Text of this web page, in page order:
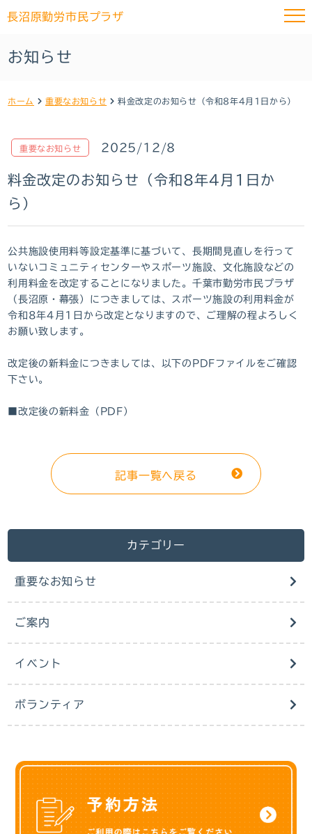
長沼原勤労市民プラザ
お知らせ
ホーム 重要なお知らせ 料金改定のお知らせ（令和8年4月1日から）
重要なお知らせ 2025/12/8
料金改定のお知らせ（令和8年4月1日か
ら）
公共施設使用料等設定基準に基づいて、長期間見直しを行って
いないコミュニティセンターやスポーツ施設、文化施設などの
利用料金を改定することになりました。千葉市勤労市民プラザ
（長沼原・幕張）につきましては、スポーツ施設の利用料金が
令和8年4月1日から改定となりますので、ご理解の程よろしく
お願い致します。
改定後の新料金につきましては、以下のPDFファイルをご確認
下さい。
■改定後の新料金（PDF）
記事一覧へ戻る
カテゴリー
重要なお知らせ
ご案内
イベント
ボランティア